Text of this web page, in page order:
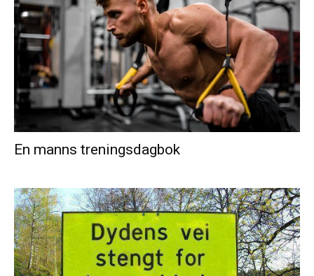
En manns treningsdagbok